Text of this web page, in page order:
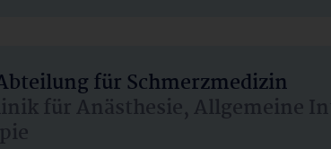
für Schmerzmedizin
für Anästhesie, Allgemeine